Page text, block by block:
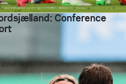
Conference